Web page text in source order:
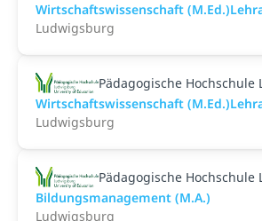
Wirtschaftswissenschaft
Ludwigsburg
Pädagogische Hochschule
Wirtschaftswissenschaft
Ludwigsburg
Pädagogische Hochschule
Bildungsmanagement (M.A.)
Ludwigsburg